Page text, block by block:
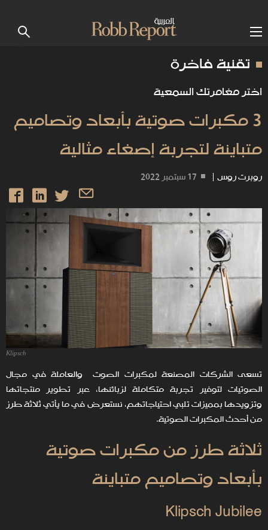
تقنية فاخرة
اختر مغامرتك السمعية
3 مكبرات صوتية بأبعاد وتصاميم
متباينة لتجربة إصغاء مثالية
روبرت روس | 17 سبتمبر 2022
Klipsch
تسعى الشركات المصنعة لمكبرات الصوت والعاملة في مجال
الصوتيات لتوفير تجربة متكاملة لزبائنها، عبر تطوير منتجاتها
وتزويدها بمميزات تلبي احتياجاتهم، نستعرض في ما يأتي ثلاثة طرز
من أحدث المكبرات الصوتية.
ثلاثة طرز من مكبرات صوتية
بأبعاد وتصاميم متباينة
Klipsch Jubilee